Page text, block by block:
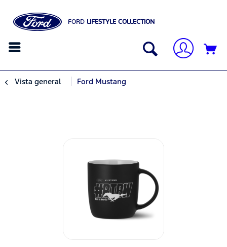
FORD LIFESTYLE COLLECTION
Vista general Ford Mustang